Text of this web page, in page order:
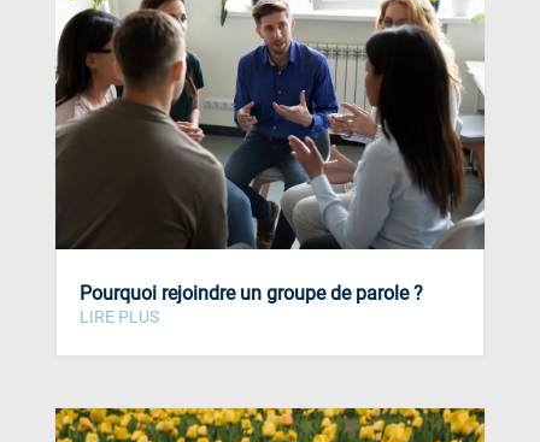
Pourquoi rejoindre un groupe de parole ?
LIRE PLUS